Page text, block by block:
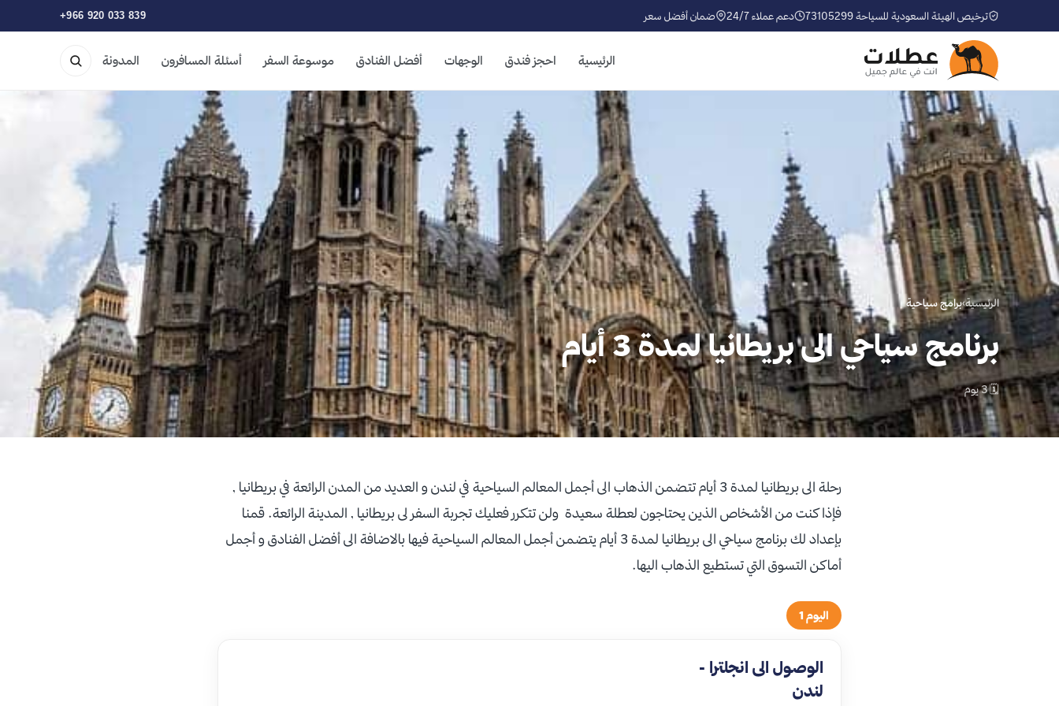
ترخيص الهيئة السعودية للسياحة 73105299 دعم عملاء 24/7 ضمان أفضل سعر +966 920 033 839
الرئيسية احجز فندق الوجهات أفضل الفنادق موسوعة السفر أسئلة المسافرون المدونة
الرئيسية›برامج سياحية
برنامج سياحي الى بريطانيا لمدة 3 أيام
🗓 3 يوم
رحلة الى بريطانيا لمدة 3 أيام تتضمن الذهاب الى أجمل المعالم السياحية في لندن و العديد من المدن الرائعة في بريطانيا ,
فإذا كنت من الأشخاص الذين يحتاجون لعطلة سعيدة ولن تتكرر فعليك تجربة السفر لى بريطانيا , المدينة الرائعة. قمنا
بإعداد لك برنامج سياحي الى بريطانيا لمدة 3 أيام يتضمن أجمل المعالم السياحية فيها بالاضافة الى أفضل الفنادق و أجمل
أماكن التسوق التي تستطيع الذهاب اليها.
اليوم 1
الوصول الى انجلترا -
لندن